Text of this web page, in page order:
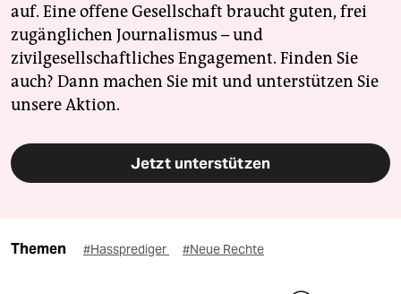
auf. Eine offene Gesellschaft braucht guten, frei
zugänglichen Journalismus – und
zivilgesellschaftliches Engagement. Finden Sie
auch? Dann machen Sie mit und unterstützen Sie
unsere Aktion.
Jetzt unterstützen
Themen #Hassprediger #Neue Rechte